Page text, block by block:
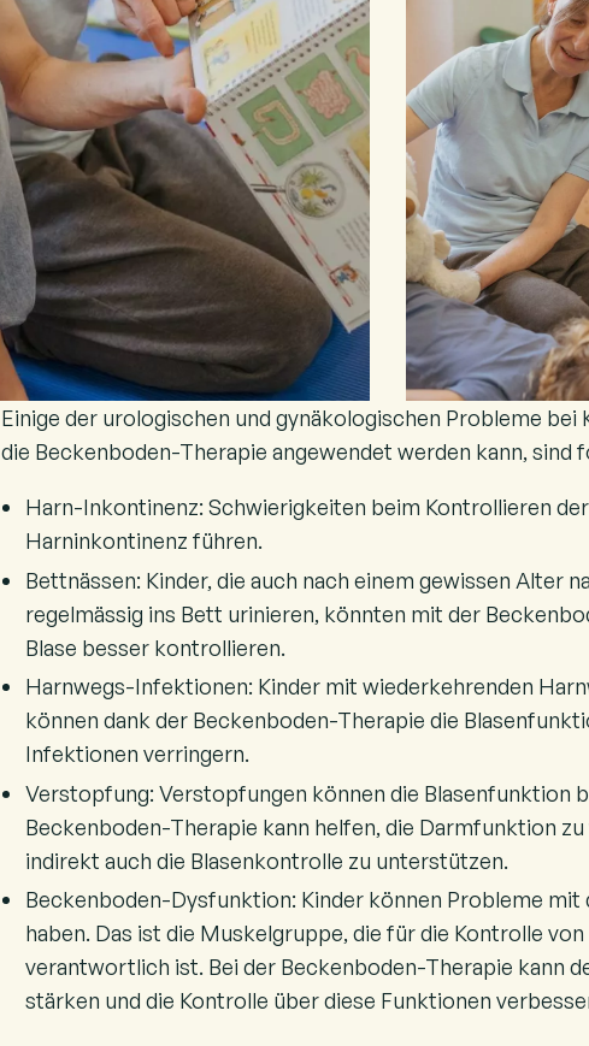
Einige der urologischen und gynäkologischen Probleme bei
die Beckenboden-Therapie angewendet werden kann, sind
Harn-Inkontinenz: Schwierigkeiten beim Kontrollieren der
Harninkontinenz führen.
Bettnässen: Kinder, die auch nach einem gewissen Alter
regelmässig ins Bett urinieren, könnten mit der
Blase besser kontrollieren.
Harnwegs-Infektionen: Kinder mit wiederkehrenden
können dank der Beckenboden-Therapie die
Infektionen verringern.
Verstopfung: Verstopfungen können die Blasenfunktion
Beckenboden-Therapie kann helfen, die Darmfunktion
indirekt auch die Blasenkontrolle zu unterstützen.
Beckenboden-Dysfunktion: Kinder können Probleme mit
haben. Das ist die Muskelgruppe, die für die Kontrolle von
verantwortlich ist. Bei der Beckenboden-Therapie kann
stärken und die Kontrolle über diese Funktionen